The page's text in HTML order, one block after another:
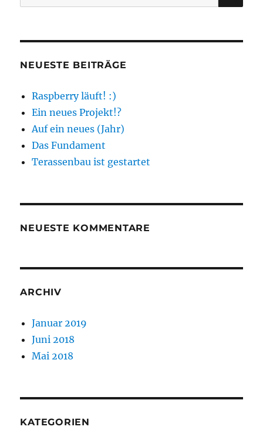
nach:
NEUESTE BEITRÄGE
Raspberry läuft! :)
Ein neues Projekt!?
Auf ein neues (Jahr)
Das Fundament
Terassenbau ist gestartet
NEUESTE KOMMENTARE
ARCHIV
Januar 2019
Juni 2018
Mai 2018
KATEGORIEN